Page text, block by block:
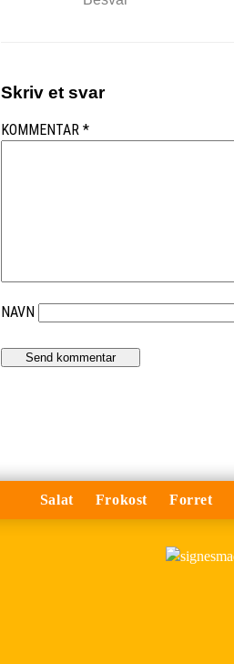
Skriv et svar
KOMMENTAR *
NAVN
Salat Frokost Forret